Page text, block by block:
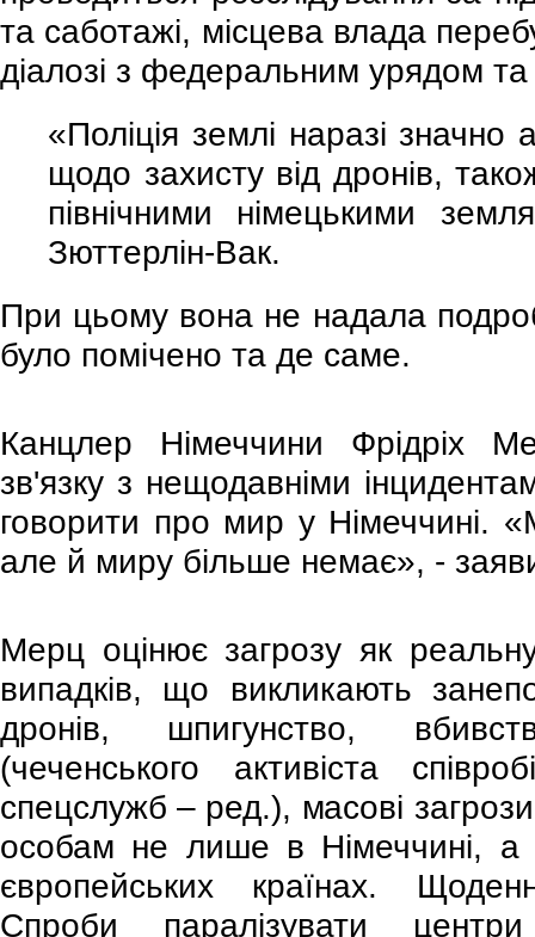
та саботажі, місцева влада
діалозі з федеральним урядом
«Поліція землі наразі значно
щодо захисту від дронів,
північними німецькими
Зюттерлін-Вак.
При цьому вона не надала
було помічено та де саме.
Канцлер Німеччини Фрідріх
зв'язку з нещодавніми
говорити про мир у Німеччині.
але й миру більше немає», -
Мерц оцінює загрозу як
випадків, що викликають
дронів, шпигунство,
(чеченського активіста
спецслужб – ред.), масові
особам не лише в Німеччині, а
європейських країнах.
Спроби паралізувати